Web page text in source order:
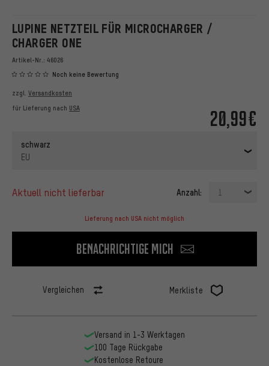
LUPINE NETZTEIL FÜR MICROCHARGER /
CHARGER ONE
Artikel-Nr.: 46026
Noch keine Bewertung
20,99€
zzgl. Versandkosten
für Lieferung nach USA
schwarz
EU
aktuell nicht lieferbar Anzahl: 1
Lieferung nach USA nicht möglich
Benachrichtige mich
Vergleichen Merkliste
Versand in 1-3 Werktagen
100 Tage Rückgabe
Kostenlose Retoure